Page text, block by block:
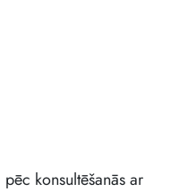
konsultēšanās ar